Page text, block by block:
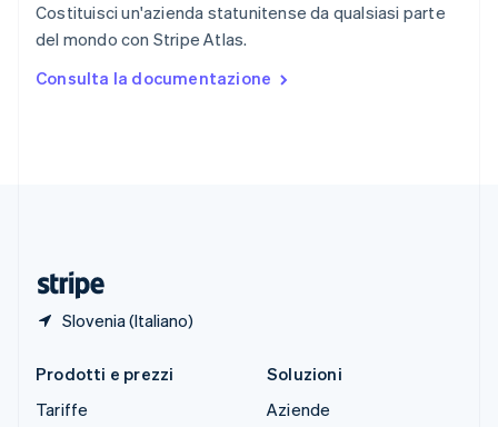
Costituisci un'azienda statunitense da qualsiasi parte
del mondo con Stripe Atlas.
Consulta la documentazione
Slovenia (Italiano)
Spagna
Español English
English Español简体中文
Prodotti e prezzi
Tariffe
Soluzioni
Aziende